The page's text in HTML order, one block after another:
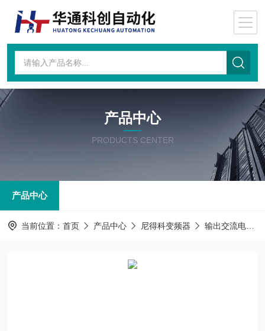
产品中心
PRODUCTS CENTER
产品中心
当前位置： 首页 产品中心 尼得科变频器 输出交流电抗器